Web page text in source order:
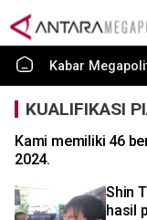
Kabar
KUALIFIKASI
Kami memiliki 46
2024.
Shin